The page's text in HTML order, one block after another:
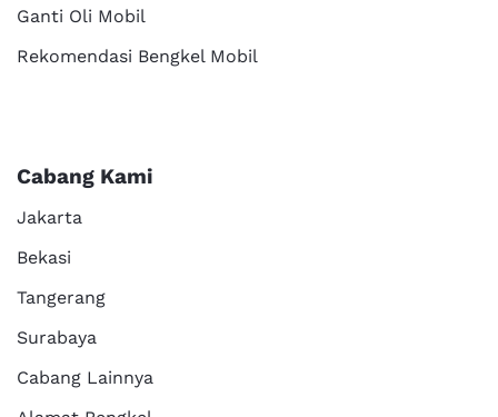
Ganti Oli Mobil
Rekomendasi Bengkel Mobil
Cabang Kami
Jakarta
Bekasi
Tangerang
Surabaya
Cabang Lainnya